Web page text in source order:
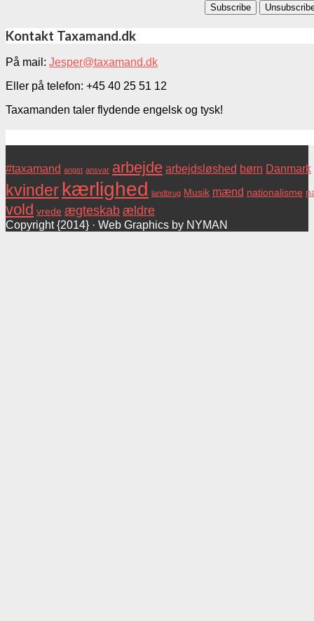
Kontakt Taxamand.dk
På mail: Jesper@taxamand.dk
Eller på telefon: +45 40 25 51 12
Taxamanden taler flydende engelsk og tysk!
#taxamand angst ansvar arbejde arbejdsløshed børn Danmark
kvinder kærlighed landbrug Musik mænd nationalisme
vold vrede ægteskabældre
Copyright {2014} · Web Graphics by NYMAN